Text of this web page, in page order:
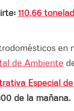
110,66
en
de Ambiente
Especial
de la mañana.